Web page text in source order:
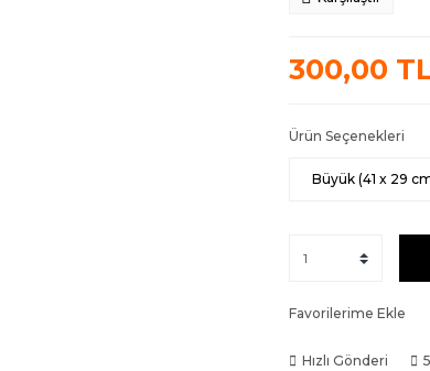
300,00
Ürün Seçenekleri
Büyük (41 x 29
Favorilerime Ekle
Hızlı Gönderi